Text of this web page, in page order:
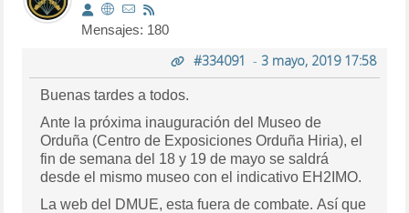
Mensajes: 180
#334091 - 3 mayo, 2019 17:58
Buenas tardes a todos.
Ante la próxima inauguración del Museo de
Orduña (Centro de Exposiciones Orduña Hiria), el
fin de semana del 18 y 19 de mayo se saldrá
desde el mismo museo con el indicativo EH2IMO.
La web del DMUE, esta fuera de combate. Así que